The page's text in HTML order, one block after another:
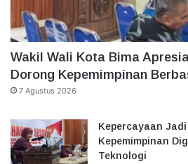
Wakil Wali Kota Bima
Dorong Kepemimpinan
7 Agustus 2026
Kepercayaan
Kepemimpinan
Teknologi